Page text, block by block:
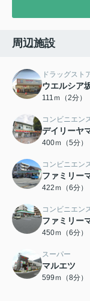
周辺施設
ドラッグスト
ウエルシア
111ｍ（2分）
コンビニエン
デイリーヤ
400ｍ（5分）
コンビニエン
ファミリー
422ｍ（6分）
コンビニエン
ファミリー
450ｍ（6分）
スーパー
マルエツ
599ｍ（8分）